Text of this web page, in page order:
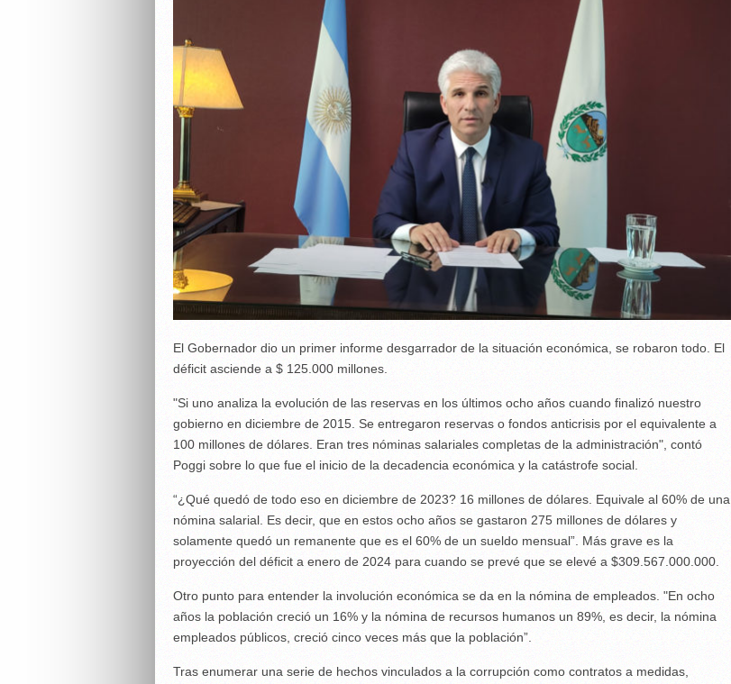
El Gobernador dio un primer informe desgarrador de la situación económica, se robaron todo. El
déficit asciende a $ 125.000 millones.
"Si uno analiza la evolución de las reservas en los últimos ocho años cuando finalizó nuestro
gobierno en diciembre de 2015. Se entregaron reservas o fondos anticrisis por el equivalente a
100 millones de dólares. Eran tres nóminas salariales completas de la administración", contó
Poggi sobre lo que fue el inicio de la decadencia económica y la catástrofe social.
“¿Qué quedó de todo eso en diciembre de 2023? 16 millones de dólares. Equivale al 60% de una
nómina salarial. Es decir, que en estos ocho años se gastaron 275 millones de dólares y
solamente quedó un remanente que es el 60% de un sueldo mensual”. Más grave es la
proyección del déficit a enero de 2024 para cuando se prevé que se elevé a $309.567.000.000.
Otro punto para entender la involución económica se da en la nómina de empleados. "En ocho
años la población creció un 16% y la nómina de recursos humanos un 89%, es decir, la nómina
empleados públicos, creció cinco veces más que la población”.
Tras enumerar una serie de hechos vinculados a la corrupción como contratos a medidas,